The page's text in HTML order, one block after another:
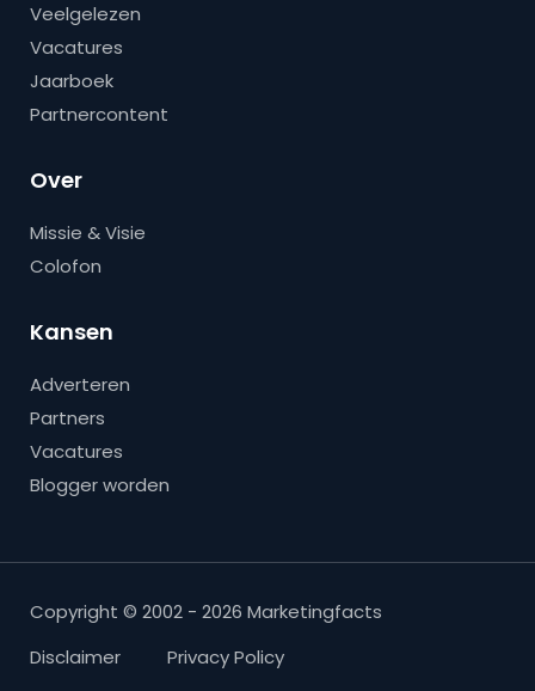
Veelgelezen
Vacatures
Jaarboek
Partnercontent
Over
Missie & Visie
Colofon
Kansen
Adverteren
Partners
Vacatures
Blogger worden
Copyright © 2002 - 2026 Marketingfacts
Disclaimer
Privacy Policy